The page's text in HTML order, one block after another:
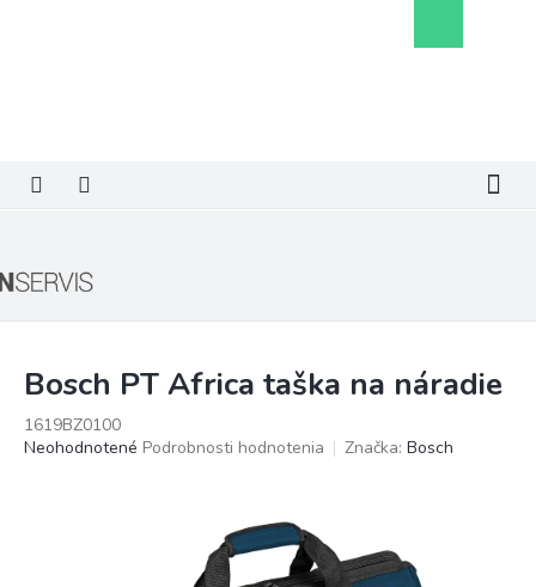
košík
Bosch PT Africa taška na náradie
1619BZ0100
Priemerné
Neohodnotené Podrobnosti hodnotenia Značka: Bosch